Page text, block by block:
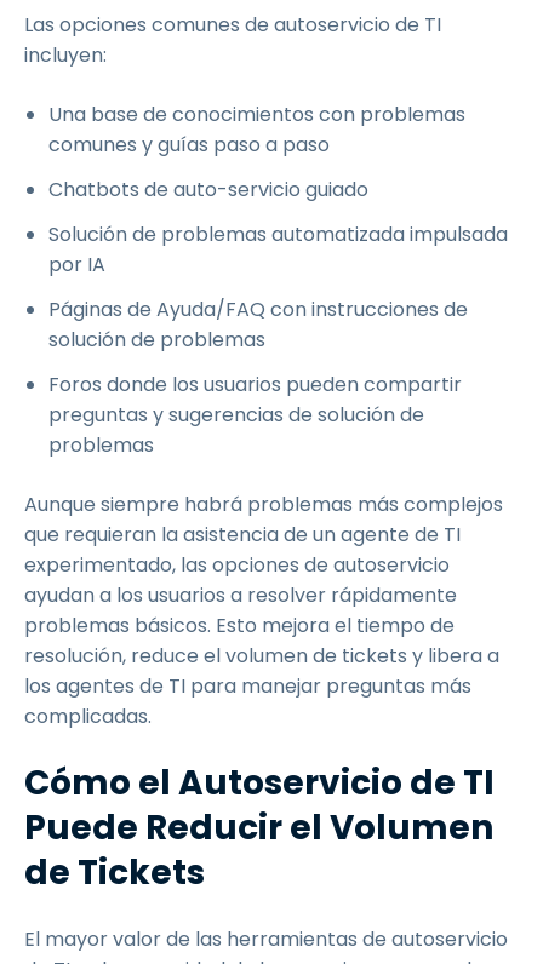
Las opciones comunes de autoservicio de TI
incluyen:
Una base de conocimientos con problemas
comunes y guías paso a paso
Chatbots de auto-servicio guiado
Solución de problemas automatizada impulsada
por IA
Páginas de Ayuda/FAQ con instrucciones de
solución de problemas
Foros donde los usuarios pueden compartir
preguntas y sugerencias de solución de
problemas
Aunque siempre habrá problemas más complejos
que requieran la asistencia de un agente de TI
experimentado, las opciones de autoservicio
ayudan a los usuarios a resolver rápidamente
problemas básicos. Esto mejora el tiempo de
resolución, reduce el volumen de tickets y libera a
los agentes de TI para manejar preguntas más
complicadas.
Cómo el Autoservicio de TI
Puede Reducir el Volumen
de Tickets
El mayor valor de las herramientas de autoservicio